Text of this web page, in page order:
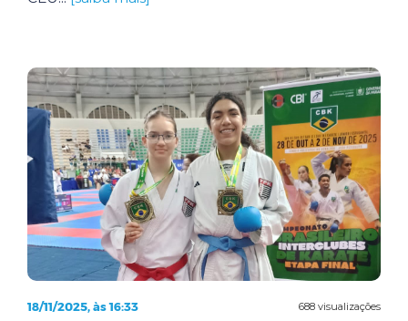
688 visualizações
18/11/2025, às 16:33